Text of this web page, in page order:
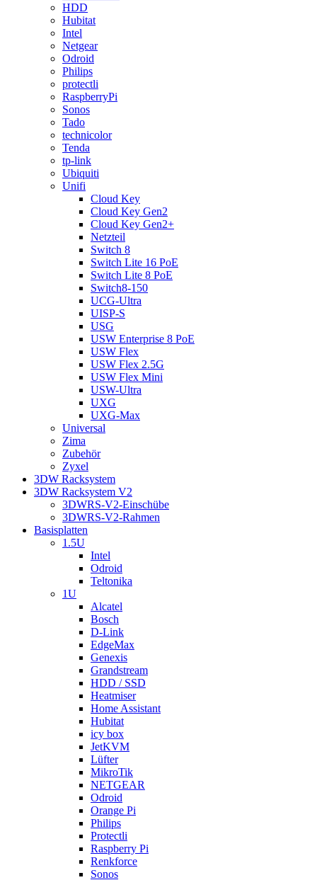
HDD
Hubitat
Intel
Netgear
Odroid
Philips
protectli
RaspberryPi
Sonos
Tado
technicolor
Tenda
tp-link
Ubiquiti
Unifi
Cloud Key
Cloud Key Gen2
Cloud Key Gen2+
Netzteil
Switch 8
Switch Lite 16 PoE
Switch Lite 8 PoE
Switch8-150
UCG-Ultra
UISP-S
USG
USW Enterprise 8 PoE
USW Flex
USW Flex 2.5G
USW Flex Mini
USW-Ultra
UXG
UXG-Max
Universal
Zima
Zubehör
Zyxel
3DW Racksystem
3DW Racksystem V2
3DWRS-V2-Einschübe
3DWRS-V2-Rahmen
Basisplatten
1.5U
Intel
Odroid
Teltonika
1U
Alcatel
Bosch
D-Link
EdgeMax
Genexis
Grandstream
HDD / SSD
Heatmiser
Home Assistant
Hubitat
icy box
JetKVM
Lüfter
MikroTik
NETGEAR
Odroid
Orange Pi
Philips
Protectli
Raspberry Pi
Renkforce
Sonos